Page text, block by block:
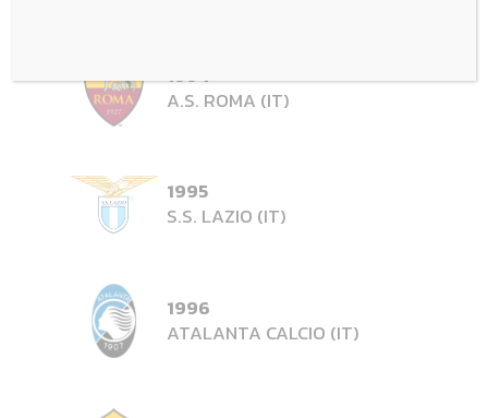
1994
A.S. ROMA (IT)
1995
S.S. LAZIO (IT)
1996
ATALANTA CALCIO (IT)